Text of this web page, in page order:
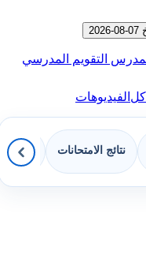
التقويم المدرسي
الفيديوهات
نتائج الامتحانات